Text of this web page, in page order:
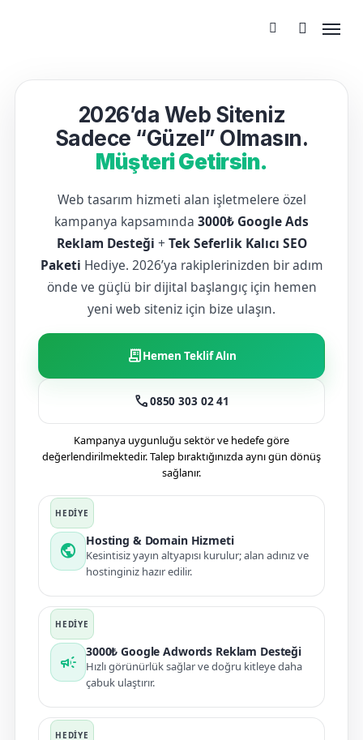
2026’da Web Siteniz
Sadece “Güzel” Olmasın.
Müşteri Getirsin.
Web tasarım hizmeti alan işletmelere özel
kampanya kapsamında 3000₺ Google Ads
Reklam Desteği + Tek Seferlik Kalıcı SEO
Paketi Hediye. 2026’ya rakiplerinizden bir adım
önde ve güçlü bir dijital başlangıç için hemen
yeni web siteniz için bize ulaşın.
receipt_longHemen Teklif Alın
call0850 303 02 41
Kampanya uygunluğu sektör ve hedefe göre
değerlendirilmektedir. Talep bıraktığınızda aynı gün dönüş
sağlanır.
public
Hosting & Domain Hizmeti
Kesintisiz yayın altyapısı kurulur; alan adınız ve
hostinginiz hazır edilir.
campaign
3000₺ Google Adwords Reklam Desteği
Hızlı görünürlük sağlar ve doğru kitleye daha
çabuk ulaştırır.